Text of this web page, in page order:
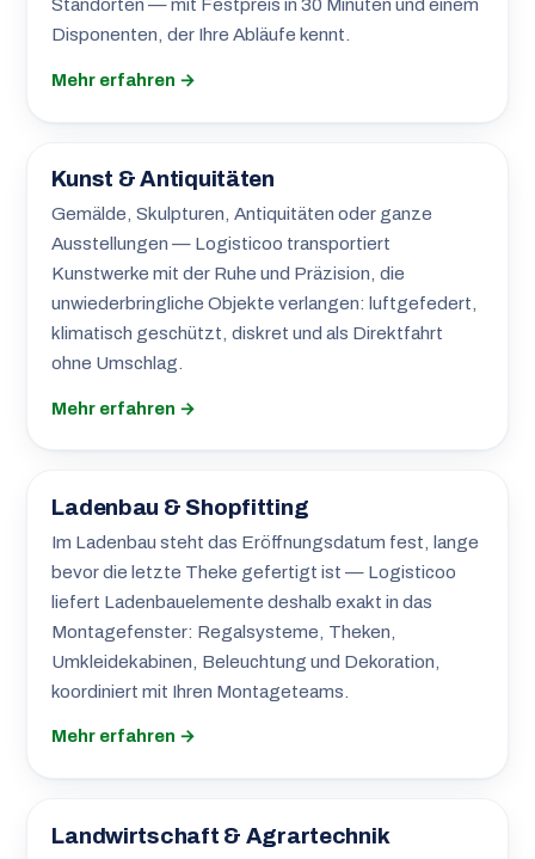
Standorten — mit Festpreis in 30 Minuten und einem
Disponenten, der Ihre Abläufe kennt.
Mehr erfahren →
Kunst & Antiquitäten
Gemälde, Skulpturen, Antiquitäten oder ganze
Ausstellungen — Logisticoo transportiert
Kunstwerke mit der Ruhe und Präzision, die
unwiederbringliche Objekte verlangen: luftgefedert,
klimatisch geschützt, diskret und als Direktfahrt
ohne Umschlag.
Mehr erfahren →
Ladenbau & Shopfitting
Im Ladenbau steht das Eröffnungsdatum fest, lange
bevor die letzte Theke gefertigt ist — Logisticoo
liefert Ladenbauelemente deshalb exakt in das
Montagefenster: Regalsysteme, Theken,
Umkleidekabinen, Beleuchtung und Dekoration,
koordiniert mit Ihren Montageteams.
Mehr erfahren →
Landwirtschaft & Agrartechnik